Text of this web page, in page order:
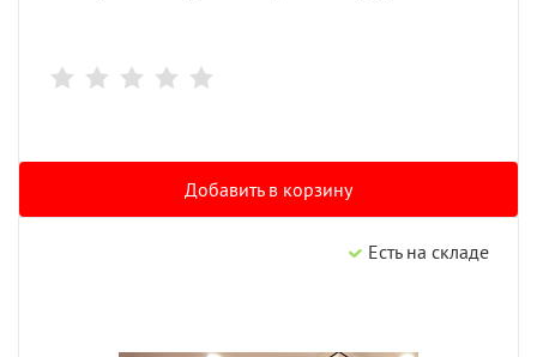
Добавить в корзину
Есть на складе